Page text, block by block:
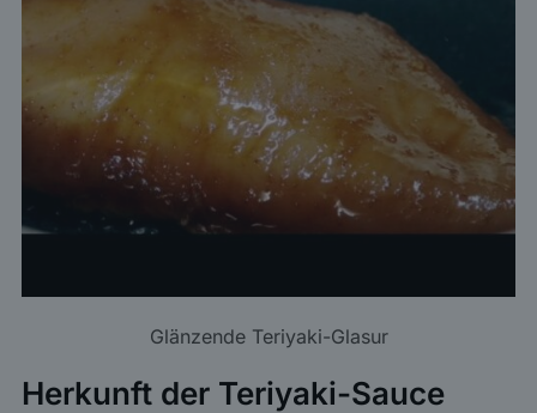
Glänzende Teriyaki-Glasur
Herkunft der Teriyaki-Sauce